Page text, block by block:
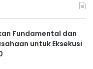
Fundamental dan
untuk Eksekusi